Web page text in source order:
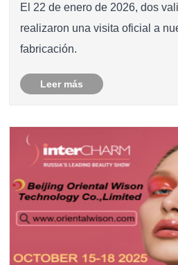
El 22 de enero de 2026, dos
realizaron una visita oficial a
fabricación.
Leer más